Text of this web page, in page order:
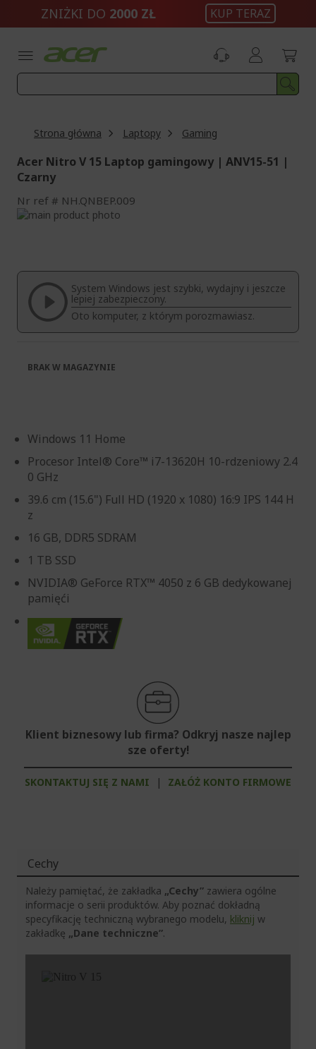
ZNIŻKI DO 2000 ZŁ KUP TERAZ
Strona główna Laptopy Gaming
Acer Nitro V 15 Laptop gamingowy | ANV15-51 |
Czarny
Nr ref NH.QNBEP.009
Przejdź
galerii
System Windows jest szybki, wydajny i jeszcze
lepiej zabezpieczony.
Oto komputer, z którym porozmawiasz.
Windows 11 Home
Procesor Intel® Core™ i7-13620H 10-rdzeniowy 2.4
0 GHz
39.6 cm (15.6") Full HD (1920 x 1080) 16:9 IPS 144 H
z
16 GB, DDR5 SDRAM
1 TB SSD
NVIDIA® GeForce RTX™ 4050 z 6 GB dedykowanej
pamięći
Klient biznesowy lub firma? Odkryj nasze najlep
sze oferty!
SKONTAKTUJ SIĘ Z NAMI | ZAŁÓŻ KONTO FIRMOWE
BRAK W MAGAZYNIE
Cechy
Należy pamiętać, że zakładka „Cechy” zawiera ogólne
informacje o serii produktów. Aby poznać dokładną
specyfikację techniczną wybranego modelu, kliknij w
zakładkę „Dane techniczne”.